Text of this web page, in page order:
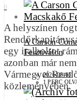
A Carson
Fesztiválon
2026-08-05
1 PERC
0
A helyszínen
egy italboltot
azonban már
Vármegyei
közleményében.